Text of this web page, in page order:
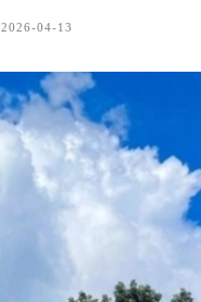
2026-04-13